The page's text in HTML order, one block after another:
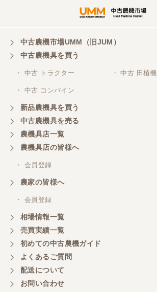
株式会社トミタモータース
中古農機市場UMM（旧JUM）
中古農機具を買う
・ 中古 トラクター ・ 中古 田植機
・ 中古 コンバイン
新品農機具を買う
中古農機具を売る
農機具店一覧
農機具店の皆様へ
・ 会員登録
農家の皆様へ
・ 会員登録
相場情報一覧
売買実績一覧
初めての中古農機ガイド
よくあるご質問
配送について
お問い合わせ